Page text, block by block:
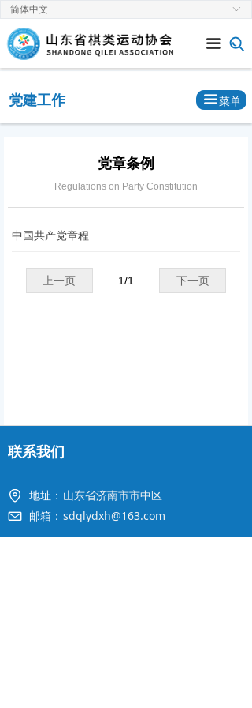
ꀅ
简体中文
끀
首页
关于协会
新闻中心
通知公告
党建工作
棋类专栏
党章条例
Regulations on Party Constitution
中国共产党章程
上一页 下一页
1/1
党建工作 菜单
끀
联系我们
地址： 山东省济南市市中区
邮箱： sdqlydxh@163.com